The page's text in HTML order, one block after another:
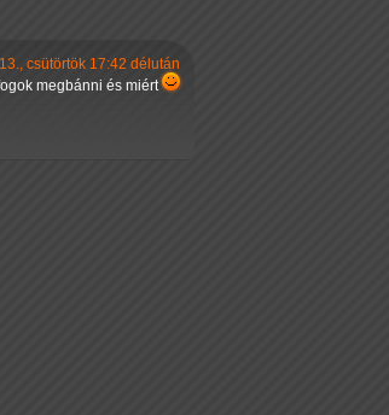
csütörtök 17:42 délután
megbánni és miért